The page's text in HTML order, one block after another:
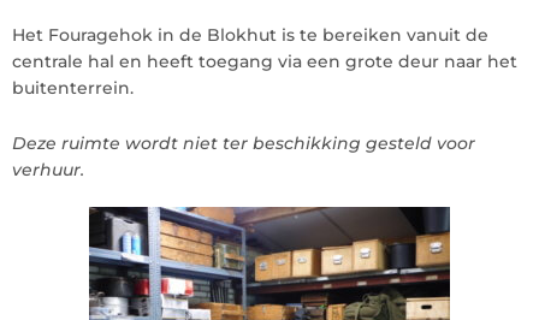
Het Fouragehok in de Blokhut is te bereiken vanuit de
centrale hal en heeft toegang via een grote deur naar het
buitenterrein.
Deze ruimte wordt niet ter beschikking gesteld voor
verhuur.